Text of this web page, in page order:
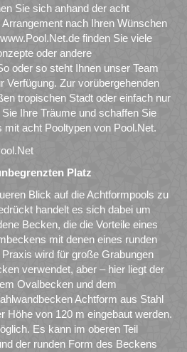
Sie sich anhand der acht
nach Ihren Wünschen
finden Sie viele
oder andere
oder so steht Ihnen unser Team
Verfügung. Zur vorübergehenden
tropischen Stadt oder einfach nur
Ihre Träume und schaffen Sie
mit acht Pooltypen von Pool.Net.
Platz
Blick auf die Achtformpools zu
handelt es sich dabei um
Becken, die die Vorteile eines
mit denen eines runden
wird für große Grabungen
verwendet, aber – hier liegt der
Ovalbecken und dem
Achtform aus Stahl
Höhe von 120 m eingebaut werden.
Es kann im oberen Teil
der runden Form des Beckens